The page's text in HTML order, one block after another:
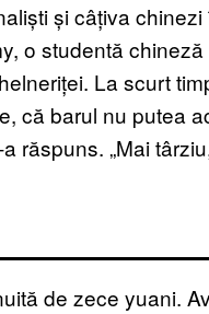
și câțiva
o studentă
La scurt
că barul nu putea
răspuns. „Mai
de zece yuani.